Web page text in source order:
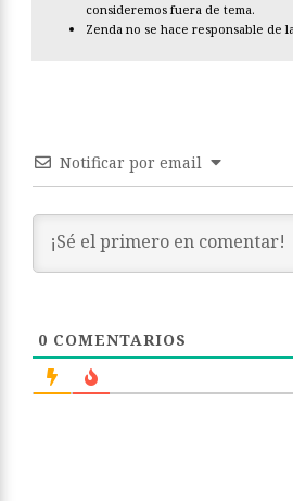
consideremos fuera de tema.
Zenda no se hace responsable de
Notificar por email
0 COMENTARIOS